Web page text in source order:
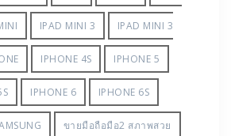
IPAD MINI 3 IPAD MINI 3
IPHONE 4S IPHONE 5
IPHONE 6 IPHONE 6S
ขายมือถือมือ2 สภาพสวย